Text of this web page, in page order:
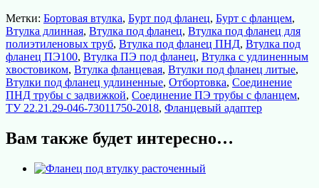
Метки: Бортовая втулка, Бурт под фланец, Бурт с фланцем,
Втулка длинная, Втулка под фланец, Втулка под фланец для
полиэтиленовых труб, Втулка под фланец ПНД, Втулка под
фланец ПЭ100, Втулка ПЭ под фланец, Втулка с удлиненным
хвостовиком, Втулка фланцевая, Втулки под фланец литые,
Втулки под фланец удлиненные, Отбортовка, Соединение
ПНД трубы с задвижкой, Соединение ПЭ трубы с фланцем,
ТУ 22.21.29-046-73011750-2018, Фланцевый адаптер
Вам также будет интересно…